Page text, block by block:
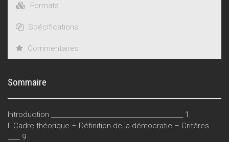
Formats
Spécifications
Commentaires
Sommaire
Introduction ___________________________________________ 1
I. Cadre théorique – Définition de la démocratie – Critères
____ 9